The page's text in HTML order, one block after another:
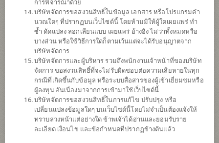
เพื่อการลงทุนในอสังหาริมทรัพย์ (REITs) กองทุนรวมโครงสร้าง
พื้นฐาน หน่วย private equity เป็นต้น โดยเฉลี่ยในรอบปีบัญชีไม่
น้อยกว่า 80% ของ NAV โดยบริษัทจัดการได้แต่งตั้งให้ธนาคาร
ไทยพาณิชย์ จำกัด (มหาชน) เป็นที่ปรึกษาการลงทุน ทั้งนี้
กองทุนอาจลงทุนในต่างประเทศโดยเฉลี่ยรอบปีบัญชีไม่เกิน 79%
ของ NAV
กองทุนอาจลงทุนในหน่วยลงทุนของกองทุนรวม หรือกองทุนรวม
อสังหาริมทรัพย์ (กอง1) หรือทรัสต์เพื่อการลงทุนใน
อสังหาริมทรัพย์ (REITs) หรือกองทุนรวมโครงสร้างพื้นฐาน
(infra) ซึ่งอยู่ภายใต้การจัดการของบริษัทจัดการในสัดส่วนไม่
เกิน 100% ของ NAV
กองทุนอาจลงทุนในสัญญาซื้อขายล่วงหน้า (Derivatives) เพื่อ
เพิ่มประสิทธิภาพการบริหารการลงทุน (Efficient portfolio
management) และ/หรือการบริหารความเสี่ยง โดยป้องกัน
การพิจารณาด้วย
บริษัทจัดการขอสงวนสิทธิ์ในข้อมูล เอกสาร หรือโปรแกรมคำ
นวณใดๆ ที่ปรากฏบนเว็บไซด์นี้ โดยห้ามมิให้ผู้ใดเผยแพร่ ทำ
ซ้ำ ดัดแปลง ลอกเลียนแบบ เผยแพร่ อ้างอิง ไม่ว่าทั้งหมดหรือ
บางส่วน หรือใช้วิธีการใดก็ตามเว้นแต่จะได้รับอนุญาตจาก
บริษัทจัดการ
บริษัทจัดการและผู้บริหาร รวมถึงพนักงานเจ้าหน้าที่ของบริษัท
จัดการ ขอสงวนสิทธิ์ที่จะไม่รับผิดชอบต่อความเสียหายในทุก
กรณีที่เกิดขึ้นกับข้อมูล หรือระบบสื่อสารของผู้เข้าเยี่ยมชมหรือ
ผู้ลงทุน อันเนื่องมาจากการเข้ามาใช้เว็บไซด์นี้
บริษัทจัดการขอสงวนสิทธิ์ในการแก้ไข ปรับปรุง หรือ
เปลี่ยนแปลงข้อมูลใดๆ บนเว็บไซด์นี้โดยไม่จำเป็นต้องแจ้งให้
ทราบล่วงหน้าแต่อย่างใด ข้าพเจ้าได้อ่านและยอมรับราย
ละเอียด เงื่อนไข และข้อกำหนดที่ปรากฏข้างต้นแล้ว